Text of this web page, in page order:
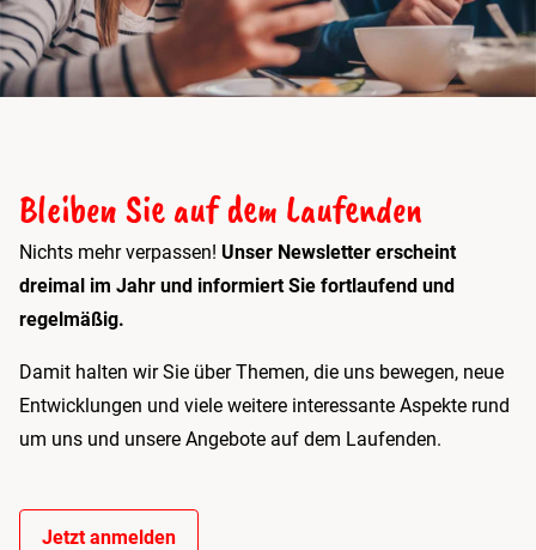
Bleiben Sie auf dem Laufenden
Nichts mehr verpassen! Unser Newsletter erscheint
dreimal im Jahr und informiert Sie fortlaufend und
regelmäßig.
Damit halten wir Sie über Themen, die uns bewegen, neue
Entwicklungen und viele weitere interessante Aspekte rund
um uns und unsere Angebote auf dem Laufenden.
Jetzt anmelden